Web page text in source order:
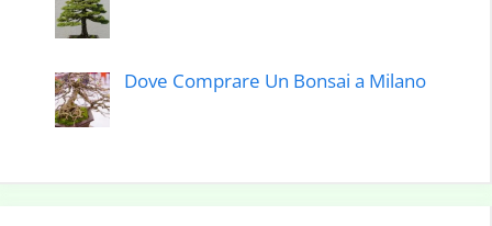
Dove Comprare Un Bonsai a Milano